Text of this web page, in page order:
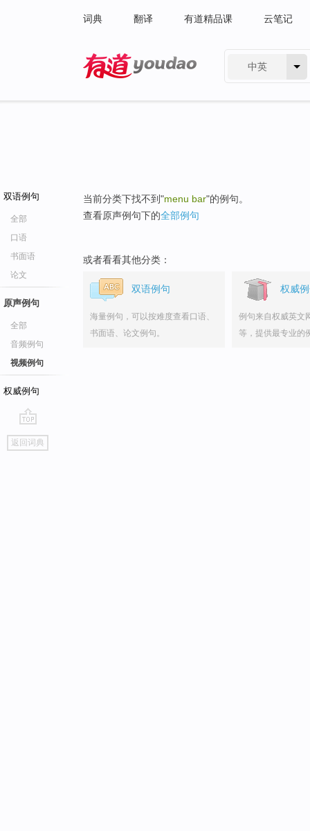
词典 翻译 有道精品课 云笔记
中英
双语例句
全部
口语
书面语
论文
原声例句
全部
音频例句
视频例句
权威例句
go
top
返回词典
当前分类下找不到"menu bar"的例句。
查看原声例句下的全部例句
或者看看其他分类：
双语例句
海量例句，可以按难度查看口语、
书面语、论文例句。
权威
例句来自权威英文
等，提供最专业的